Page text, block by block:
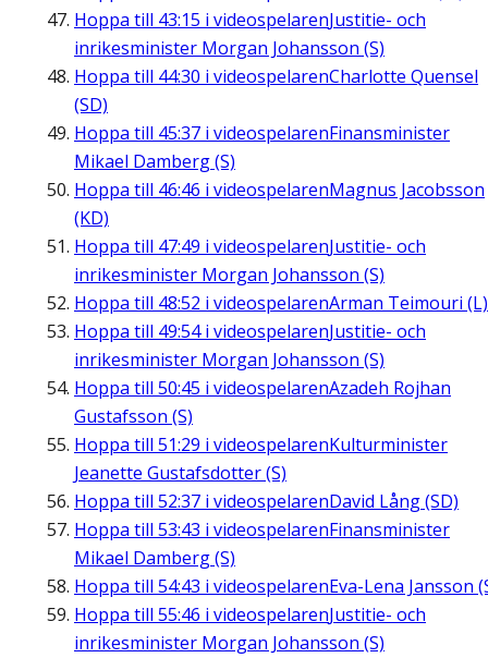
Hoppa till 43:15 i videospelarenJustitie- och
inrikesminister Morgan Johansson (S)
Hoppa till 44:30 i videospelarenCharlotte Quensel
(SD)
Hoppa till 45:37 i videospelarenFinansminister
Mikael Damberg (S)
Hoppa till 46:46 i videospelarenMagnus Jacobsson
(KD)
Hoppa till 47:49 i videospelarenJustitie- och
inrikesminister Morgan Johansson (S)
Hoppa till 48:52 i videospelarenArman Teimouri (L)
Hoppa till 49:54i videospelarenJustitie- och
inrikesminister Morgan Johansson (S)
Hoppa till 50:45 i videospelarenAzadeh Rojhan
Gustafsson (S)
Hoppa till 51:29 i videospelarenKulturminister
Jeanette Gustafsdotter (S)
Hoppa till 52:37 i videospelarenDavid Lång (SD)
Hoppa till 53:43 i videospelarenFinansminister
Mikael Damberg (S)
Hoppa till 54:43 i videospelarenEva-Lena Jansson
Hoppa till 55:46 i videospelarenJustitie- och
inrikesminister Morgan Johansson (S)